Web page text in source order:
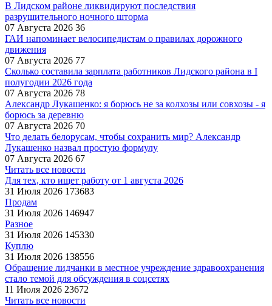
В Лидском районе ликвидируют последствия
разрушительного ночного шторма
07 Августа 2026 36
ГАИ напоминает велосипедистам о правилах дорожного
движения
07 Августа 2026 77
Сколько составила зарплата работников Лидского района в I
полугодии 2026 года
07 Августа 2026 78
Александр Лукашенко: я борюсь не за колхозы или совхозы - я
борюсь за деревню
07 Августа 2026 70
Что делать белорусам, чтобы сохранить мир? Александр
Лукашенко назвал простую формулу
07 Августа 2026 67
Читать все новости
Для тех, кто ищет работу от 1 августа 2026
31 Июля 2026 173683
Продам
31 Июля 2026 146947
Разное
31 Июля 2026 145330
Куплю
31 Июля 2026 138556
Обращение лидчанки в местное учреждение здравоохранения
стало темой для обсуждения в соцсетях
11 Июля 2026 23672
Читать все новости